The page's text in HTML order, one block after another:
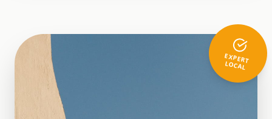
EXPERT
LOCAL